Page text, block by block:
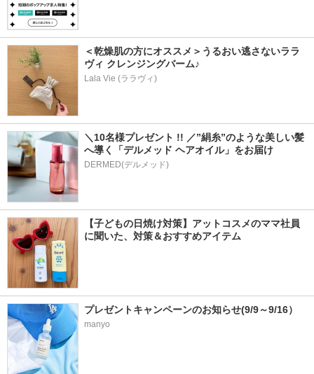
＜乾燥肌の方にオススメ＞うるおい逃さないララ
ヴィ クレンジングバーム♪
Lala Vie (ララヴィ)
＼10名様プレゼント !! ／”絹糸”のような美しい髪
へ導く「デルメッド ヘアオイル」をお届け
DERMED(デルメッド)
【子どもの日焼け対策】アットコスメのママ社員
に聞いた、対策＆おすすめアイテム
プレゼントキャンペーンのお知らせ(9/9～9/16）
manyo